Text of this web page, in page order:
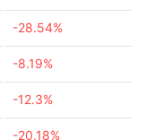
-28.54%
-8.19%
-12.3%
-20.18%